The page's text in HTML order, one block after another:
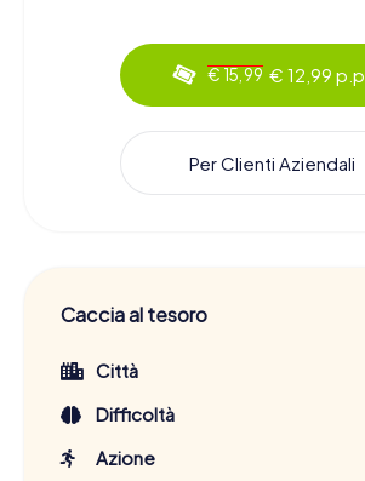
€ 15,99 € 12,99 p.p.
Per Clienti Aziendali
Caccia al tesoro
Città
Difficoltà
Azione